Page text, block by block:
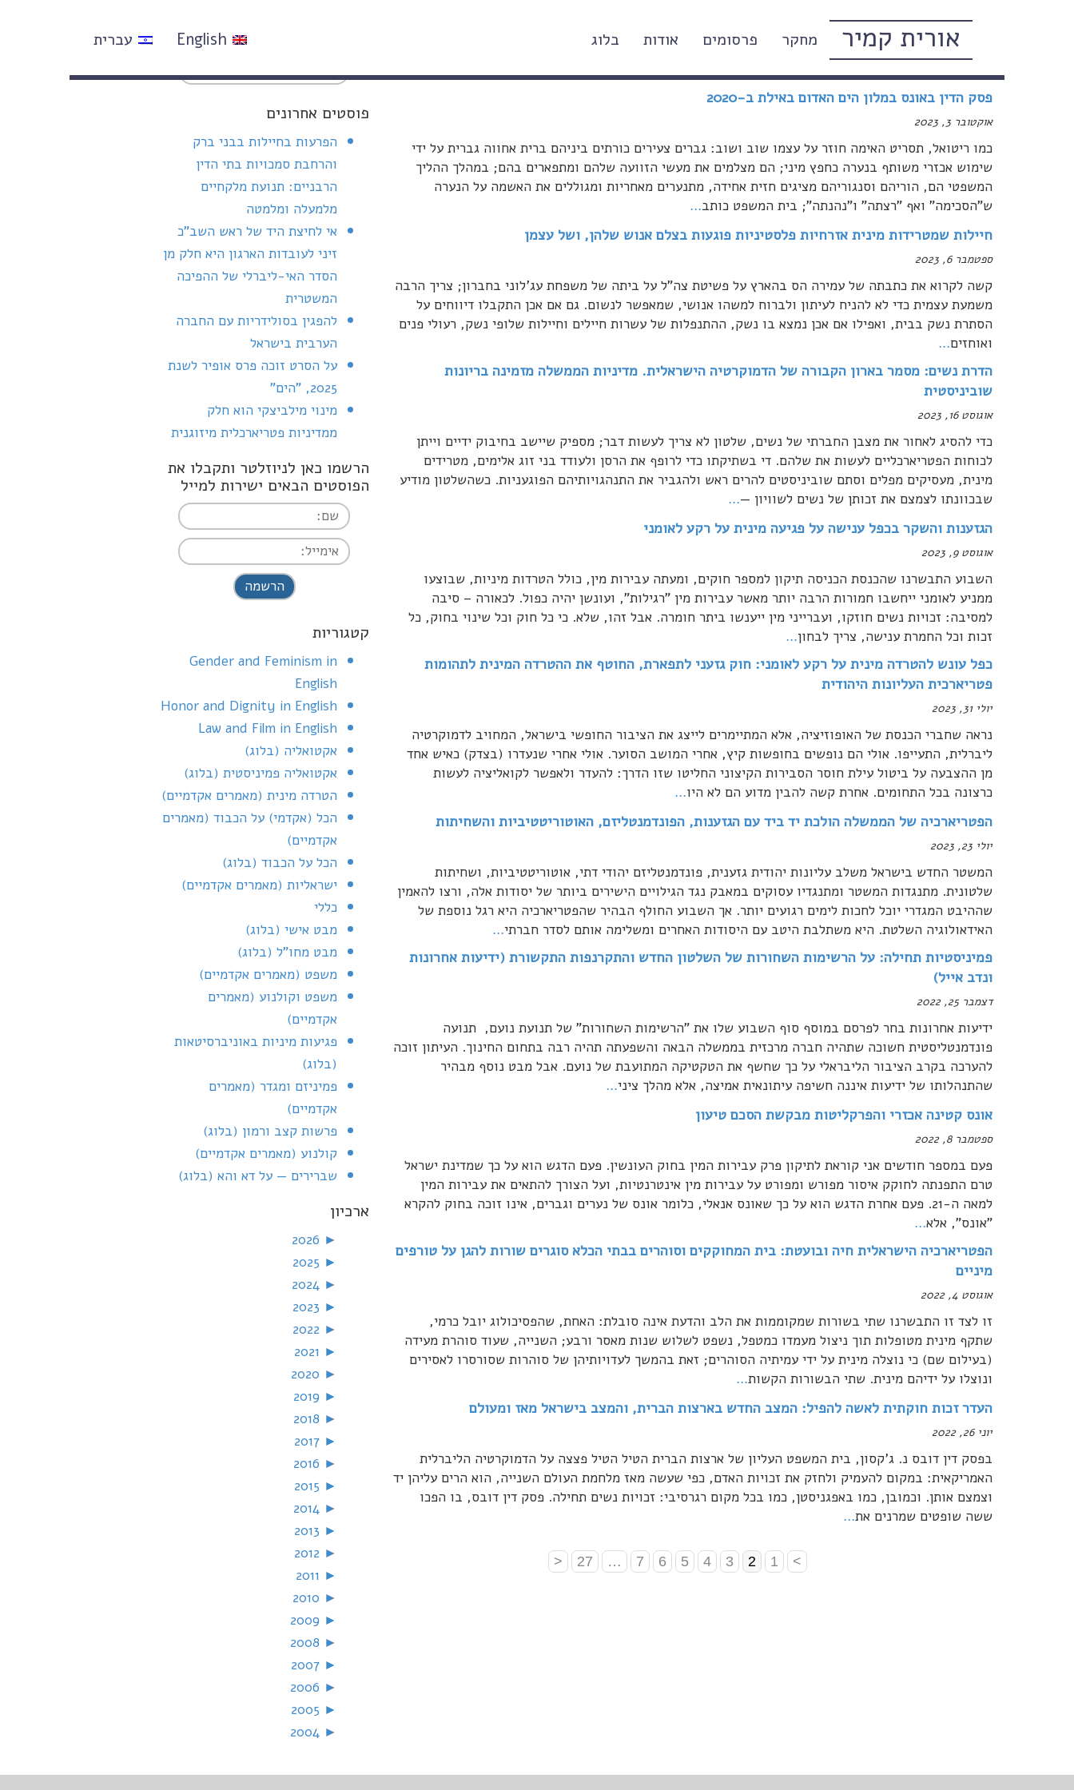
אורית קמיר מחקר פרסומים אודות בלוג עברית English
אקטואליה פמיניסטית (בלוג)
פסק הדין באונס במלון הים האדום באילת ב-2020
אוקטובר 3, 2023
כמו ריטואל, תסריט האימה חוזר על עצמו שוב ושוב: גברים צעירים כורתים ביניהם ברית אחווה גברית על ידי
שימוש אכזרי משותף בנערה כחפץ מיני; הם מצלמים את מעשי הזוועה שלהם ומתפארים בהם; במהלך ההליך
המשפטי הם, הוריהם וסנגוריהם מציגים חזית אחידה, מתנערים מאחריות ומגוללים את האשמה על הנערה
ש"הסכימה" ואף "רצתה" ו"נהנתה"; בית המשפט כותב…
חיילות שמטרידות מינית אזרחיות פלסטיניות פוגעות בצלם אנוש שלהן, ושל עצמן
ספטמבר 6, 2023
קשה לקרוא את כתבתה של עמירה הס בהארץ על פשיטת צה"ל על ביתה של משפחת עג'לוני בחברון; צריך הרבה
משמעת עצמית כדי לא להניח לעיתון ולברוח למשהו אנושי, שמאפשר לנשום. גם אם אכן התקבלו דיווחים על
הסתרת נשק בבית, ואפילו אם אכן נמצא בו נשק, ההתנפלות של עשרות חיילים וחיילות שלופי נשק, רעולי פנים
ואוחזים…
הדרת נשים: מסמר בארון הקבורה של הדמוקרטיה הישראלית. מדיניות הממשלה מזמינה בריונות
שוביניסטית
אוגוסט 16, 2023
כדי להסיג לאחור את מצבן החברתי של נשים, שלטון לא צריך לעשות דבר; מספיק שיישב בחיבוק ידיים וייתן
לכוחות הפטריארכליים לעשות את שלהם. די בשתיקתו כדי לרופף את הרסן ולעודד בני זוג אלימים, מטרידים
מינית, מעסיקים מפלים וסתם שוביניסטים להרים ראש ולהגביר את התנהגויותיהם הפוגעניות. כשהשלטון מודיע
שבכוונתו לצמצם את זכותן של נשים לשוויון —…
הגזענות והשקר בכפל ענישה על פגיעה מינית על רקע לאומני
אוגוסט 9, 2023
השבוע התבשרנו שהכנסת הכניסה תיקון למספר חוקים, ומעתה עבירות מין, כולל הטרדות מיניות, שבוצעו
ממניע לאומני ייחשבו חמורות הרבה יותר מאשר עבירות מין "רגילות", ועונשן יהיה כפול. לכאורה – סיבה
למסיבה: זכויות נשים חוזקו, ועברייני מין ייענשו ביתר חומרה. אבל זהו, שלא. כי כל חוק וכל שינוי בחוק, כל
זכות וכל החמרת ענישה, צריך לבחון…
כפל עונש להטרדה מינית על רקע לאומני: חוק גזעני לתפארת, החוטף את ההטרדה המינית לתהומות
פטריארכית העליונות היהודית
יולי 31, 2023
נראה שחברי הכנסת של האופוזיציה, אלא המתיימרים לייצג את הציבור החופשי בישראל, המחויב לדמוקרטיה
ליברלית, התעייפו. אולי הם נופשים בחופשות קיץ, אחרי המושב הסוער. אולי אחרי שנעדרו (בצדק) כאיש אחד
מן ההצבעה על ביטול עילת חוסר הסבירות הקיצוני החליטו שזו הדרך: להעדר ולאפשר לקואליציה לעשות
כרצונה בכל התחומים. אחרת קשה להבין מדוע הם לא היו…
הפטריארכיה של הממשלה הולכת יד ביד עם הגזענות, הפונדמנטליזם, האוטוריטטיביות והשחיתות
יולי 23, 2023
המשטר החדש בישראל משלב עליונות יהודית גזענית, פונדמנטליזם יהודי דתי, אוטוריטטיביות, ושחיתות
שלטונית. מתנגדות המשטר ומתנגדיו עסוקים במאבק נגד הגילויים הישירים ביותר של יסודות אלה, ורצו להאמין
שההיבט המגדרי יוכל לחכות לימים רגועים יותר. אך השבוע החולף הבהיר שהפטריארכיה היא רגל נוספת של
האידאולוגיה השלטת. היא משתלבת היטב עם היסודות האחרים ומשלימה אותם לסדר חברתי…
פמיניסטיות תחילה: על הרשימות השחורות של השלטון החדש והתקרנפות התקשורת (ידיעות אחרונות
ונדב אייל)
דצמבר 25, 2022
ידיעות אחרונות בחר לפרסם במוסף סוף השבוע שלו את "הרשימות השחורות" של תנועת נועם, תנועה
פונדמנטליסטית חשוכה שתהיה חברה מרכזית בממשלה הבאה והשפעתה תהיה רבה בתחום החינוך. העיתון זוכה
להערכה בקרב הציבור הליבראלי על כך שחשף את הטקטיקה המתועבת של נועם. אבל מבט נוסף מבהיר
שהתנהלותו של ידיעות איננה חשיפה עיתונאית אמיצה, אלא מהלך ציני…
אונס קטינה אכזרי והפרקליטות מבקשת הסכם טיעון
ספטמבר 8, 2022
פעם במספר חודשים אני קוראת לתיקון פרק עבירות המין בחוק העונשין. פעם הדגש הוא על כך שמדינת ישראל
טרם התפנתה לחוקק איסור מפורש ומפורט על עבירות מין אינטרנטיות, ועל הצורך להתאים את עבירות המין
למאה ה-21. פעם אחרת הדגש הוא על כך שאונס אנאלי, כלומר אונס של נערים וגברים, אינו זוכה בחוק להקרא
"אונס", אלא…
הפטריארכיה הישראלית חיה ובועטת: בית המחוקקים וסוהרים בבתי הכלא סוגרים שורות להגן על טורפים
מיניים
אוגוסט 4, 2022
זו לצד זו התבשרנו שתי בשורות שמקוממות את הלב והדעת אינה סובלת: האחת, שהפסיכולוג יובל כרמי,
שתקף מינית מטופלות תוך ניצול מעמדו כמטפל, נשפט לשלוש שנות מאסר ורבע; השנייה, שעוד סוהרת מעידה
(בעילום שם) כי נוצלה מינית על ידי עמיתיה הסוהרים; זאת בהמשך לעדויותיהן של סוהרות שסורסרו לאסירים
ונוצלו על ידיהם מינית. שתי הבשורות הקשות…
העדר זכות חוקתית לאשה להפיל: המצב החדש בארצות הברית, והמצב בישראל מאז ומעולם
יוני 26, 2022
בפסק דין דובס נ. ג'קסון, בית המשפט העליון של ארצות הברית הטיל הטיל פצצה על הדמוקרטיה הליברלית
האמריקאית: במקום להעמיק ולחזק את זכויות האדם, כפי שעשה מאז מלחמת העולם השנייה, הוא הרים עליהן יד
וצמצם אותן. וכמובן, כמו באפגניסטן, כמו בכל מקום רגרסיבי: זכויות נשים תחילה. פסק דין דובס, בו הפכו
ששה שופטים שמרנים את…
>
1
2
3
4
5
6
7
…
27
<
פוסטים אחרונים
הפרעות בחיילות בבני ברק
והרחבת סמכויות בתי הדין
הרבניים: תנועת מלקחיים
מלמעלה ומלמטה
אי לחיצת היד של ראש השב"כ
זיני לעובדות הארגון היא חלק מן
הסדר האי-ליברלי של ההפיכה
המשטרית
להפגין בסולידריות עם החברה
הערבית בישראל
על הסרט זוכה פרס אופיר לשנת
2025, "הים"
מינוי מילביצקי הוא חלק
ממדיניות פטריארכלית מיזוגנית
הרשמו כאן לניוזלטר ותקבלו את
הפוסטים הבאים ישירות למייל
I agree terms and
קטגוריות
Gender and Feminism in
English
Honor and Dignity in English
Law and Film in English
אקטואליה (בלוג)
אקטואליה פמיניסטית (בלוג)
הטרדה מינית (מאמרים אקדמיים)
הכל (אקדמי) על הכבוד (מאמרים
אקדמיים)
הכל על הכבוד (בלוג)
ישראליות (מאמרים אקדמיים)
כללי
מבט אישי (בלוג)
מבט מחו"ל (בלוג)
משפט (מאמרים אקדמיים)
משפט וקולנוע (מאמרים
אקדמיים)
פגיעות מיניות באוניברסיטאות
(בלוג)
פמיניזם ומגדר (מאמרים
אקדמיים)
פרשות קצב ורמון (בלוג)
קולנוע (מאמרים אקדמיים)
שברירים — על דא והא (בלוג)
ארכיון
►
►
►
►
►
►
►
►
►
►
►
►
►
►
►
►
►
►
►
►
►
►
►